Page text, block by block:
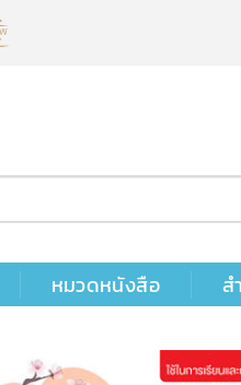
หมวดหนังสือ ส